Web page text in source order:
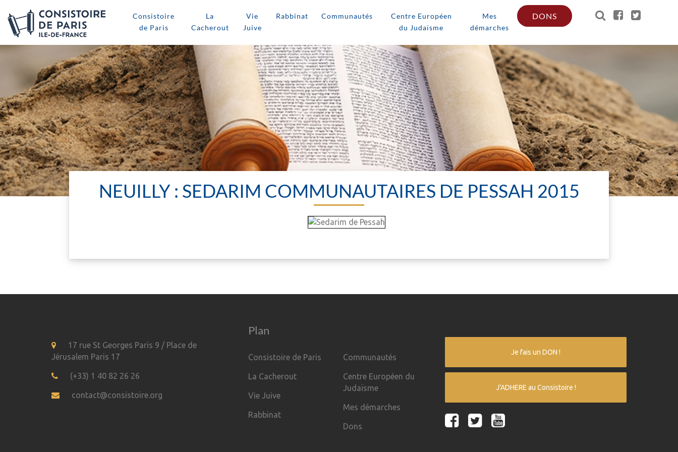
Consistoire
de Paris
La
Cacherout
Vie
Juive
Rabbinat Communautés
Centre Européen
du Judaïsme
Mes
démarches
DONS
NEUILLY : SEDARIM COMMUNAUTAIRES DE PESSAH 2015
17 rue St Georges Paris 9 / Place de
Jérusalem Paris 17
(+33) 1 40 82 26 26
contact@consistoire.org
Plan
Consistoire de Paris
La Cacherout
Vie Juive
Rabbinat
Communautés
Centre Européen du
Judaïsme
Mes démarches
Dons
Je fais un DON !
J'ADHERE au Consistoire !